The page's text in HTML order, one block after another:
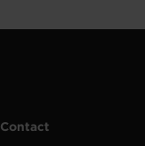
Contact